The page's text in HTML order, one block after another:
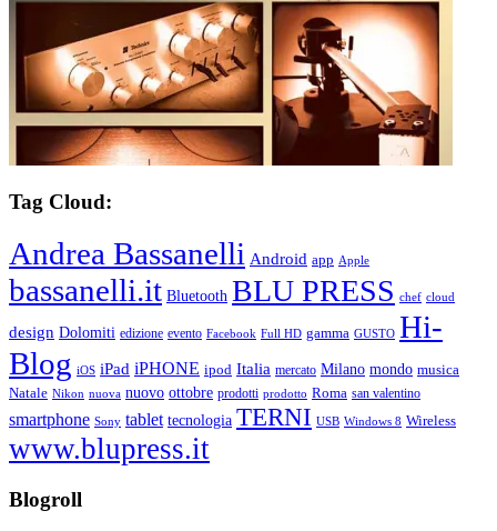
Tag Cloud:
Andrea Bassanelli Android app Apple
bassanelli.it Bluetooth BLU PRESS chef cloud
design Dolomiti edizione evento Facebook Full HD gamma GUSTO Hi-
Blog iOS iPad iPHONE ipod Italia mercato Milano mondo musica
Natale Nikon nuova nuovo ottobre prodotti prodotto Roma san valentino
smartphone Sony tablet tecnologia TERNI USB Windows 8 Wireless
www.blupress.it
Blogroll